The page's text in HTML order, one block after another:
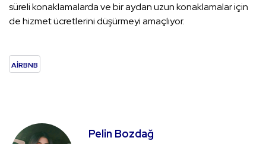
süreli konaklamalarda ve bir aydan uzun konaklamalar için
de hizmet ücretlerini düşürmeyi amaçlıyor.
AİRBNB
Pelin Bozdağ